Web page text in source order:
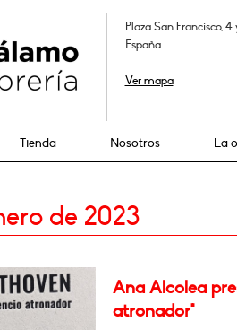
Plaza San Francisco,
España
Ver mapa
Tienda Nosotros La
de 2023
Ana Alcolea
atronador"